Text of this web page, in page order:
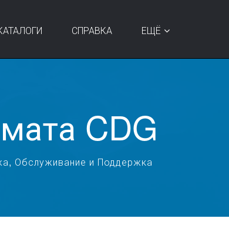
СПРАВКА ЕЩЁ
CDG
Обслуживание и Поддержка